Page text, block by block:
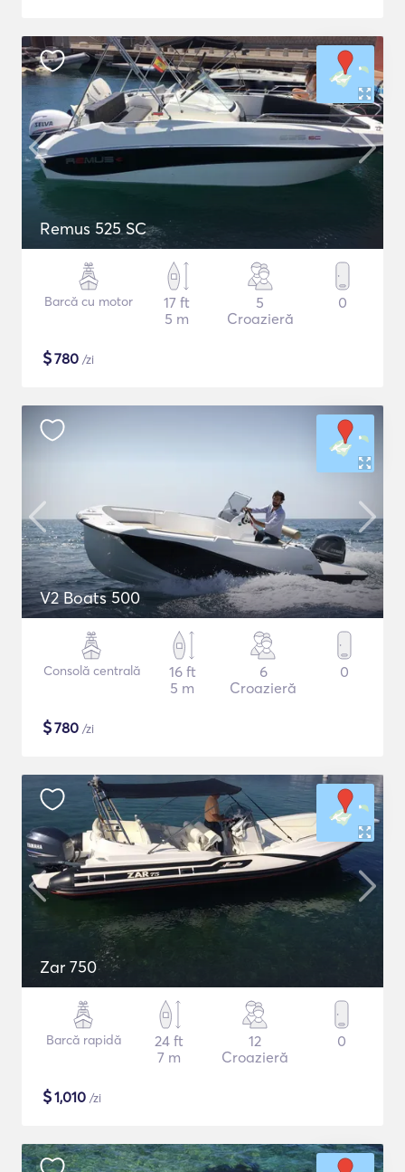
Remus 525 SC
Barcă cu motor
17 ft
5 m
5
Croazieră
0
$780 /zi
V2 Boats 500
Consolă centrală
16 ft
5 m
6
Croazieră
0
$780 /zi
Zar 750
Barcă rapidă
24 ft
7 m
12
Croazieră
0
$1,010 /zi